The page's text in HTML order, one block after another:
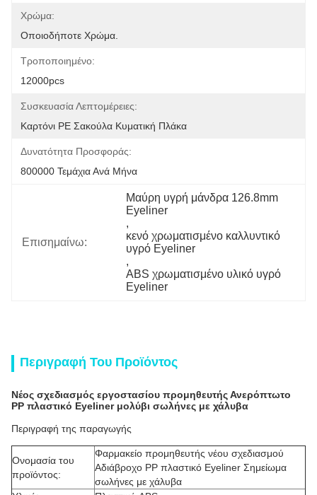
Χρώμα:
Οποιοδήποτε Χρώμα.
Τροποποιημένο:
12000pcs
Συσκευασία Λεπτομέρειες:
Καρτόνι PE Σακούλα Κυματική Πλάκα
Δυνατότητα Προσφοράς:
800000 Τεμάχια Ανά Μήνα
Επισημαίνω:
Μαύρη υγρή μάνδρα 126.8mm
Eyeliner
,
κενό χρωματισμένο καλλυντικό
υγρό Eyeliner
,
ABS χρωματισμένο υλικό υγρό
Eyeliner
Περιγραφή Του Προϊόντος
Νέος σχεδιασμός εργοστασίου προμηθευτής Ανερόπτωτο
PP πλαστικό Eyeliner μολύβι σωλήνες με χάλυβα
Περιγραφή της παραγωγής
Ονομασία του
προϊόντος:
Φαρμακείο προμηθευτής νέου σχεδιασμού
Αδιάβροχο PP πλαστικό Eyeliner Σημείωμα
σωλήνες με χάλυβα